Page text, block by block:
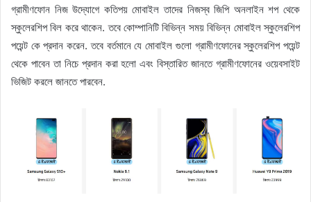
গ্রামীণফোন নিজ উদ্যোগে কতিপয় মোবাইল তাদের নিজস্ব জিপি অনলাইন শপ থেকে
স্কুলেরশিপ বিল করে থাকেন. তবে কোম্পানিটি বিভিন্ন সময় বিভিন্ন মোবাইল স্কুলেরশিপ
পয়েন্ট কে প্রদান করেন. তবে বর্তমানে যে মোবাইল গুলো গ্রামীণফোনের স্কুলেরশিপ পয়েন্ট
থেকে পাবেন তা নিচে প্রদান করা হলো এবং বিস্তারিত জানতে গ্রামীণফোনের ওয়েবসাইট
ভিজিট করলে জানতে পারবেন.